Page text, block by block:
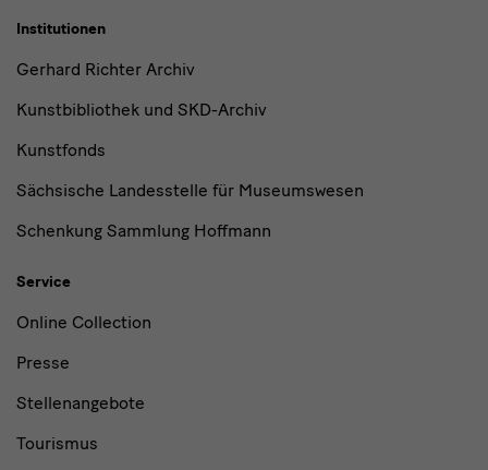
Institutionen
Gerhard Richter Archiv
Kunstbibliothek und SKD-Archiv
Kunstfonds
Sächsische Landesstelle für Museumswesen
Schenkung Sammlung Hoffmann
Service
Online Collection
Presse
Stellenangebote
Tourismus